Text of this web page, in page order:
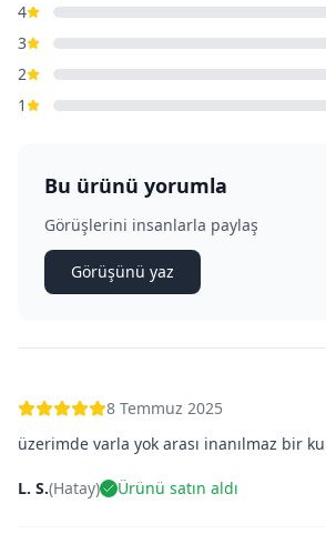
4
3
2
1
Bu ürünü yorumla
Görüşlerini insanlarla paylaş
Görüşünü yaz
8 Temmuz 2025
üzerimde varla yok arası inanılmaz bir
L. S.(Hatay) Ürünü satın aldı